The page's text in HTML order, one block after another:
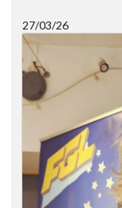
27/03/26